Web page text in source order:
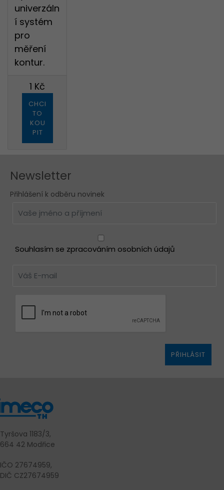
univerzáln
í systém
pro
měření
kontur.
1 Kč
CHCI
TO
KOU
PIT
Newsletter
Přihlášení k odběru novinek
Souhlasím se zpracováním osobních údajů
PŘIHLÁSIT
Tyršova 1183/3,
664 42 Modřice
IČO 27674959,
DIČ CZ27674959